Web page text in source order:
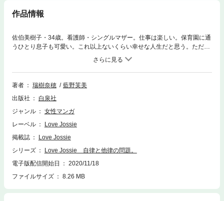
作品情報
佐伯美樹子・34歳。看護師・シングルマザー。仕事は楽しい。保育園に通
うひとり息子も可愛い。これ以上ないくらい幸せな人生だと思う。ただ、
男運が超絶に悪いことを除けば、だけど――。新婚早々に私の妹と浮気し
た元夫だの、ほぼセフレと割り切って付き合ったクリニックの院長・小松
崎圭吾の、女性癖の悪さだったり。呆れて別れたあとに、圭吾の子供を妊
娠したことが分かったけれど、迷わず産むことを決めた。この子は、ひと
つき）」と名付けたのは、ひとりでシャンと立てる子に、大事な人を守れ
る人になれるようにと願ったから。父親を勝手に排除した私からこの子へ
う」グループ）での大人気作品が、いよいよコミカライズ！姉妹シリーズ
『理性と感情の問題。』、『カフェときどき彼』でお馴染みの瑞樹奈穂の
ウェブ・マガジン：Love Jossie Vol.66に収録されています。重複購入に
ご注意ください。)
著者 瑞樹奈穂
藍野芙美
出版社
白泉社
ジャンル
女性マンガ
レーベル
Love Jossie
掲載誌
Love Jossie
シリーズ
Love Jossie 自律と他律の問題。
電子版配信開始日
2020/11/18
ファイルサイズ
8.26 MB